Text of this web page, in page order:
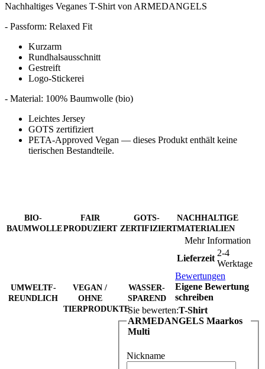
Nachhaltiges Veganes T-Shirt von ARMEDANGELS
- Passform: Relaxed Fit
Kurzarm
Rundhalsausschnitt
Gestreift
Logo-Stickerei
- Material: 100% Baumwolle (bio)
Leichtes Jersey
GOTS zertifiziert
PETA-Approved Vegan — dieses Produkt enthält keine
tierischen Bestandteile.
BIO-
BAUMWOLLE
FAIR
PRODUZIERT
GOTS-
ZERTIFIZIERT
NACHHALTIGE
MATERIALIEN
UMWELTF-
REUNDLICH
VEGAN /
OHNE
TIERPRODUKTE
WASSER-
SPAREND
Mehr Information
Lieferzeit
2-4
Werktage
Bewertungen
Eigene Bewertung
schreiben
Sie bewerten:T-Shirt
ARMEDANGELS Maarkos
Multi
Nickname